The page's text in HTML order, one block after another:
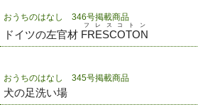
おうちのはなし 346号掲載商品
ドイツの左官材 FRESCOTON
フレスコトン
おうちのはなし 345号掲載商品
犬の足洗い場